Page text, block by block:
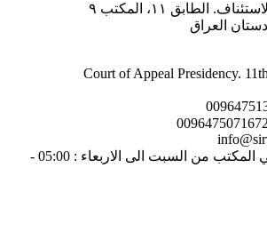
الطابق ١١، المكتب ٩
العراق
Court of Appeal Presidency.
أوقات الدوام في المكتب من السبت الى الاربعاء : 05:00 -